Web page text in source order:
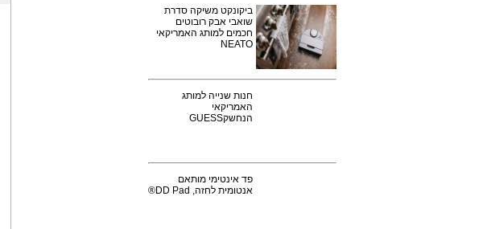
ביקונקט משיקה סדרת
שואבי אבק רובוטים
חכמים למותג האמריקאי
NEATO
חנות שנייה למותג
האמריקאי
הנחשקGUESS
פד אינטימי מותאם
אנטומית לחזה, DD Pad®